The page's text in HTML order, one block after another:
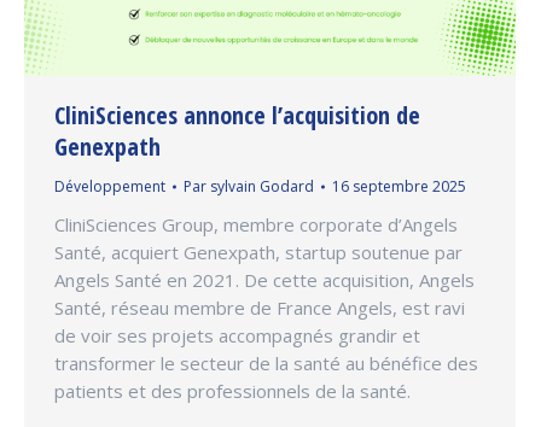
CliniSciences annonce l’acquisition de
Genexpath
Développement Par sylvain Godard 16 septembre 2025
CliniSciences Group, membre corporate d’Angels
Santé, acquiert Genexpath, startup soutenue par
Angels Santé en 2021. De cette acquisition, Angels
Santé, réseau membre de France Angels, est ravi
de voir ses projets accompagnés grandir et
transformer le secteur de la santé au bénéfice des
patients et des professionnels de la santé.